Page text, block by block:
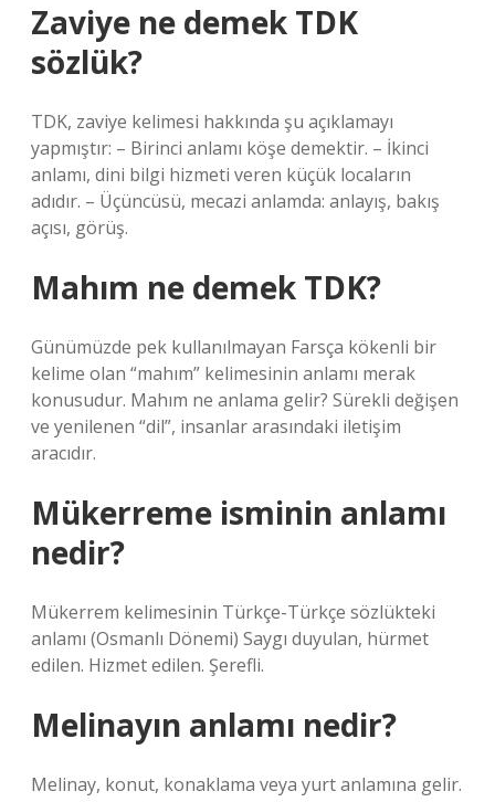
Zaviye ne demek TDK
sözlük?
TDK, zaviye kelimesi hakkında şu açıklamayı
yapmıştır: – Birinci anlamı köşe demektir. – İkinci
anlamı, dini bilgi hizmeti veren küçük locaların
adıdır. – Üçüncüsü, mecazi anlamda: anlayış, bakış
açısı, görüş.
Mahım ne demek TDK?
Günümüzde pek kullanılmayan Farsça kökenli bir
kelime olan “mahım” kelimesinin anlamı merak
konusudur. Mahım ne anlama gelir? Sürekli değişen
ve yenilenen “dil”, insanlar arasındaki iletişim
aracıdır.
Mükerreme isminin anlamı
nedir?
Mükerrem kelimesinin Türkçe-Türkçe sözlükteki
anlamı (Osmanlı Dönemi) Saygı duyulan, hürmet
edilen. Hizmet edilen. Şerefli.
Melinayın anlamı nedir?
Melinay, konut, konaklama veya yurt anlamına gelir.